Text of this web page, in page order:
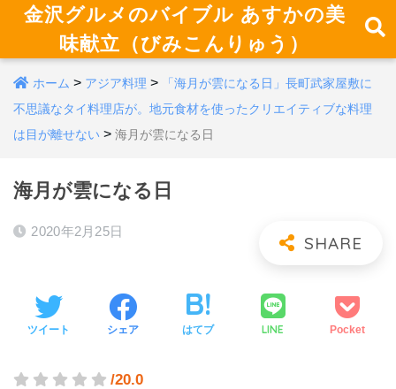
金沢グルメのバイブル あすかの美
味献立（びみこんりゅう）
ホーム > アジア料理 >
「海月が雲になる日」長町武家屋敷に
不思議なタイ料理店が。地元食材を使ったクリエイティブな料理
は目が離せない > 海月が雲になる日
海月が雲になる日
2020年2月25日
ツイート シェア はてブ LINE Pocket
/20.0